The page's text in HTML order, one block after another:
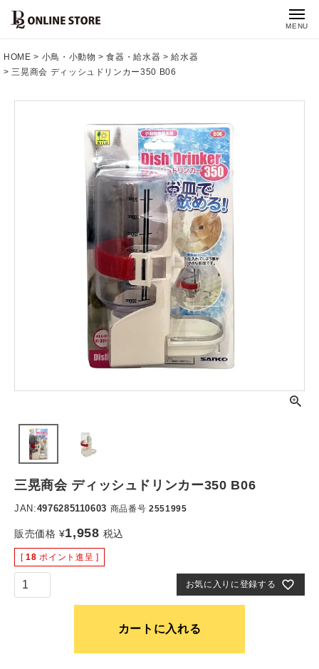
MENU
HOME 小鳥・小動物 食器・給水器
給水器
三晃商会 ディッシュドリンカー350 B06
三晃商会 ディッシュドリンカー350 B06
JAN:4976285110603 商品番号 2551995
販売価格 ¥1,958 税込
[ 18 ポイント進呈 ]
お気に入りに登録する
カートに入れる